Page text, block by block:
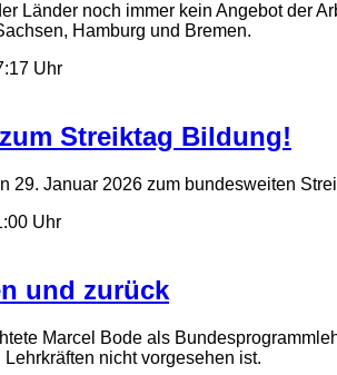
Länder noch immer kein Angebot der
Hamburg und Bremen.
Uhr
Streiktag Bildung!
29. Januar 2026 zum bundesweiten
Uhr
und zurück
Marcel Bode als
nicht vorgesehen ist.